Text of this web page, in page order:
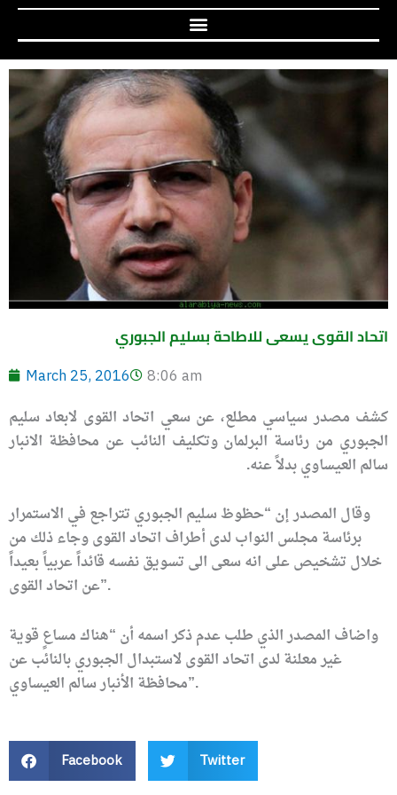
اتحاد القوى يسعى للاطاحة بسليم الجبوري
March 25, 2016 8:06 am
كشف مصدر سياسي مطلع، عن سعي اتحاد القوى لابعاد سليم
الجبوري من رئاسة البرلمان وتكليف النائب عن محافظة الانبار
سالم العيساوي بدلاً عنه.
وقال المصدر إن “حظوظ سليم الجبوري تتراجع في الاستمرار
برئاسة مجلس النواب لدى أطراف اتحاد القوى وجاء ذلك من
خلال تشخيص على انه سعى الى تسويق نفسه قائداً عربياً بعيداً
عن اتحاد القوى”.
واضاف المصدر الذي طلب عدم ذكر اسمه أن “هناك مساعٍ قوية
غير معلنة لدى اتحاد القوى لاستبدال الجبوري بالنائب عن
محافظة الأنبار سالم العيساوي”.
Facebook Twitter